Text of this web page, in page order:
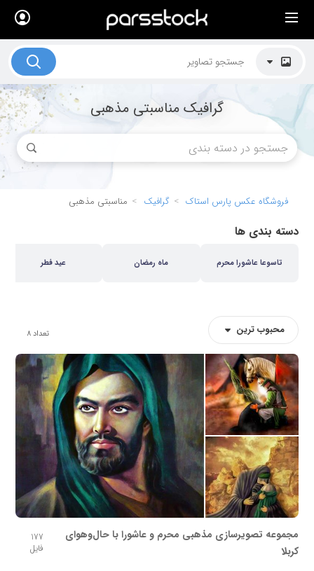
گرافیک مناسبتی مذهبی
فروشگاه عکس پارس استاک گرافیک مناسبتی مذهبی
دسته بندی ها
تاسوعا عاشورا محرم ماه رمضان عید فطر
محبوب ترین تعداد8
مجموعه تصویرسازی مذهبی محرم و عاشورا با حال‌وهوای
کربلا
177
فایل
× لیست قیمت ها
کاربرد تصاویر
موضوعات تصاویر
هنرمندان ایرانی
بلاگ پارس استاک